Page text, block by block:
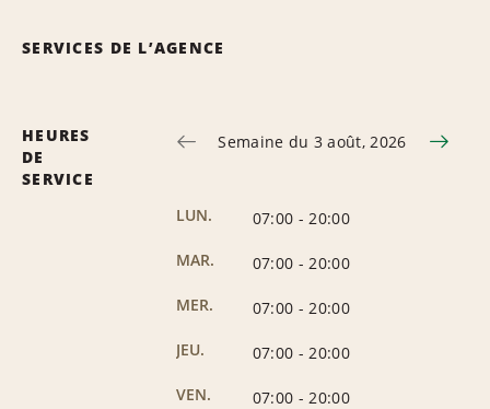
SERVICES DE L’AGENCE
HEURES
DE
SERVICE
Semaine du 3 août, 2026
LUN. 07:00 - 20:00
MAR.
07:00 - 20:00
MER.
07:00 - 20:00
JEU.
07:00 - 20:00
VEN.
07:00 - 20:00